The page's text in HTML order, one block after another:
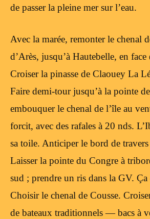
de passer la pleine mer sur l’eau.
Avec la marée, remonter le chenal
d’Arès, jusqu’à Hautebelle, en
Croiser la pinasse de Claouey La
Faire demi-tour jusqu’à la pointe
embouquer le chenal de l’île au
forcit, avec des rafales à 20 nds.
sa toile. Anticiper le bord de
Laisser la pointe du Congre à
sud ; prendre un ris dans la GV. Ça
Choisir le chenal de Cousse.
de bateaux traditionnels — bacs à